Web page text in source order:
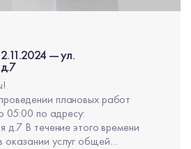
— ул.
плановых работ
05:00 по адресу:
времени
оказании услуг общей